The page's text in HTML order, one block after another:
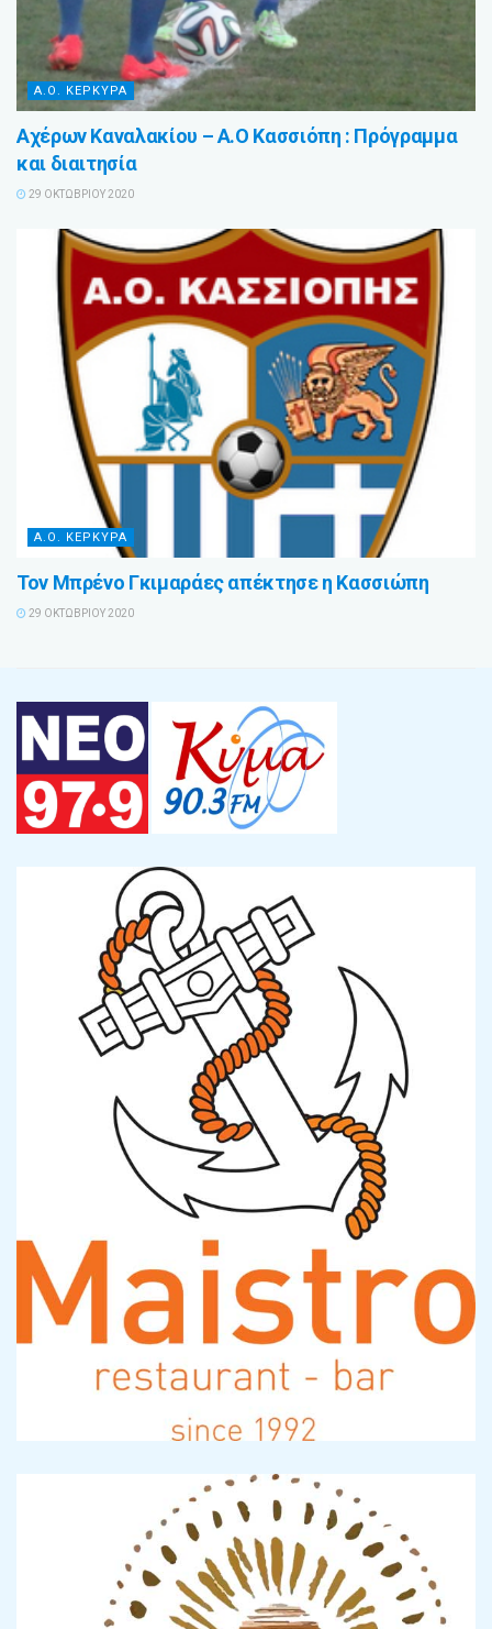
Α.Ο. ΚΕΡΚΥΡΑ
Αχέρων Καναλακίου – Α.Ο Κασσιόπη : Πρόγραμμα
και διαιτησία
29 ΟΚΤΩΒΡΊΟΥ 2020
Α.Ο. ΚΕΡΚΥΡΑ
Τον Μπρένο Γκιμαράες απέκτησε η Κασσιώπη
29 ΟΚΤΩΒΡΊΟΥ 2020